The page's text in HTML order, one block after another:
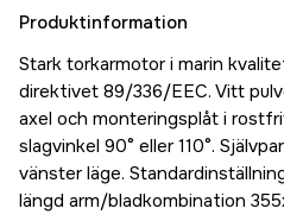
Produktinformation
Stark torkarmotor i marin
direktivet 89/336/EEC. Vitt
axel och monteringsplåt i
slagvinkel 90° eller 110°.
vänster läge.
längd arm/bladkombination